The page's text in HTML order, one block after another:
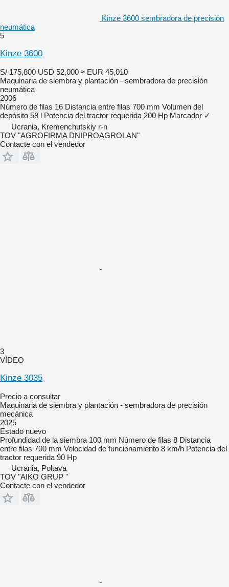
Kinze 3600 sembradora de precisión
neumática
5
Kinze 3600
S/ 175,800 USD 52,000 ≈ EUR 45,010
Maquinaria de siembra y plantación - sembradora de precisión
neumática
2006
Número de filas 16 Distancia entre filas 700 mm Volumen del
depósito 58 l Potencia del tractor requerida 200 Hp Marcador ✓
Ucrania, Kremenchutskiy r-n
TOV "AGROFIRMA DNIPROAGROLAN"
Contacte con el vendedor
3
VÍDEO
Kinze 3035
Precio a consultar
Maquinaria de siembra y plantación - sembradora de precisión
mecánica
2025
Estado nuevo
Profundidad de la siembra 100 mm Número de filas 8 Distancia
entre filas 700 mm Velocidad de funcionamiento 8 km/h Potencia del
tractor requerida 90 Hp
Ucrania, Poltava
TOV "AIKO GRUP "
Contacte con el vendedor